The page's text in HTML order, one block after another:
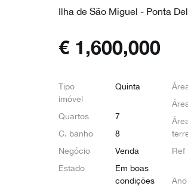
Ilha de São Miguel - Ponta
€ 1,600,000
Tipo
imóvel
Quinta
Quartos
7
C. banho
8
Negócio
Venda
Estado
Em boas
condições
Ref
Ano